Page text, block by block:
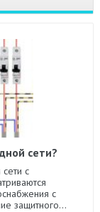
сети?
с
с
защитного...